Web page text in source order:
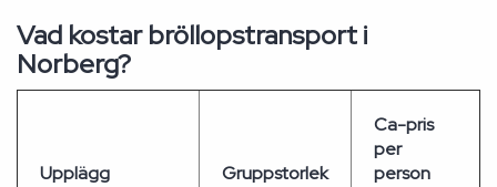
Vad kostar bröllopstransport i
Norberg?
Upplägg Gruppstorlek
Ca-pris
per
person